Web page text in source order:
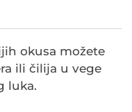
okusa možete
ili čilija u vege
luka.